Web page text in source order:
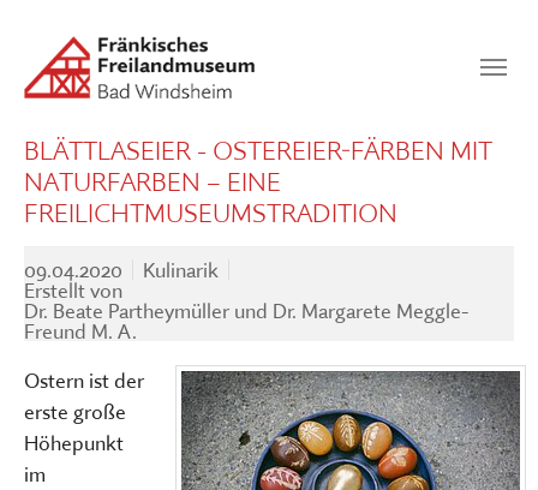
SUCHEN
BLÄTTLASEIER - OSTEREIER-FÄRBEN MIT
NATURFARBEN – EINE
FREILICHTMUSEUMSTRADITION
09.04.2020
Kulinarik
Erstellt von
Dr. Beate Partheymüller und Dr. Margarete Meggle-
Freund M. A.
Ostern ist der
erste große
Höhepunkt
im